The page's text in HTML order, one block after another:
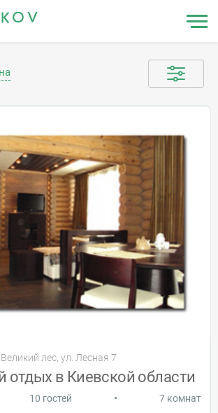
лес, ул. Лесная 7
отдых в Киевской области
10 гостей • 7 комнат